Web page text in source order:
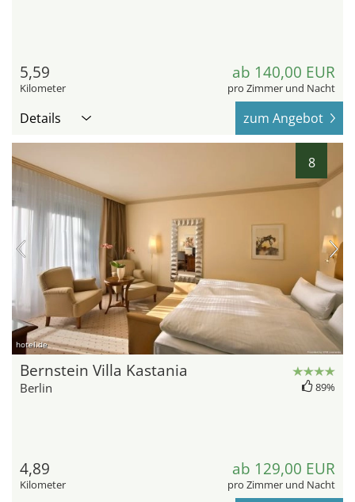
5,59
Kilometer
ab 140,00 EUR
pro Zimmer und Nacht
Details zum Angebot
8
hotel.de
Bernstein Villa Kastania
Berlin 89%
4,89
Kilometer
ab 129,00 EUR
pro Zimmer und Nacht